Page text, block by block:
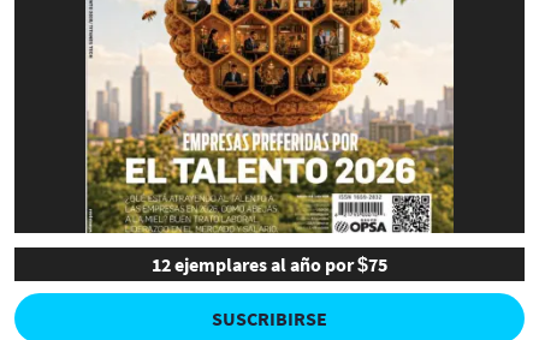
12 ejemplares al año por $75
SUSCRIBIRSE